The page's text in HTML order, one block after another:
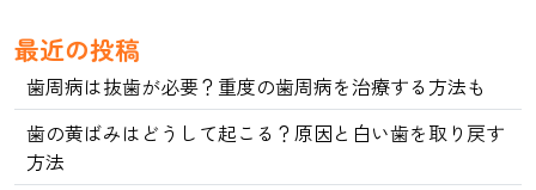
最近の投稿
歯周病は抜歯が必要？重度の歯周病を治療する方法も
歯の黄ばみはどうして起こる？原因と白い歯を取り戻す
方法